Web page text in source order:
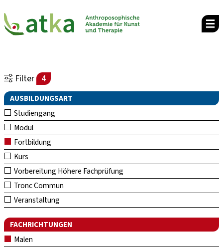
Filter 4
AUSBILDUNGSART
Studiengang
Modul
Fortbildung
Kurs
Vorbereitung Höhere Fachprüfung
Tronc Commun
Veranstaltung
FACHRICHTUNGEN
Malen